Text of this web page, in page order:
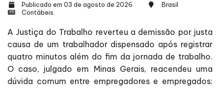
Publicado em 03 de agosto de 2026
Brasil
Contábeis
A Justiça do Trabalho reverteu a demissão por justa
causa de um trabalhador dispensado após registrar
quatro minutos além do fim da jornada de trabalho.
O caso, julgado em Minas Gerais, reacendeu uma
dúvida comum entre empregadores e empregados: